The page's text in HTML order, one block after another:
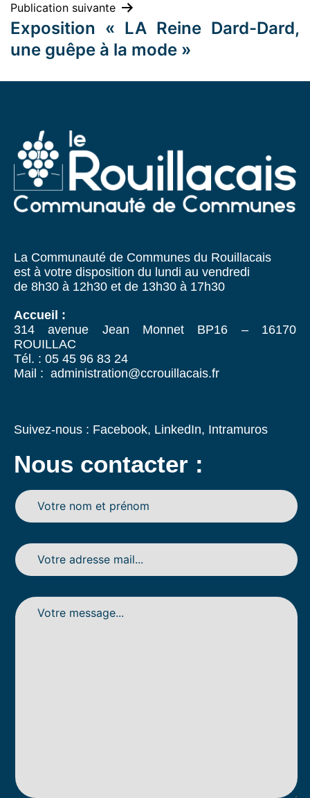
Publication suivante
Exposition « LA Reine Dard-Dard,
une guêpe à la mode »
La Communauté de Communes du Rouillacais
est à votre disposition du lundi au vendredi
de 8h30 à 12h30 et de 13h30 à 17h30
Accueil :
314 avenue Jean Monnet BP16 – 16170
ROUILLAC
Tél. : 05 45 96 83 24
Mail : administration@ccrouillacais.fr
Suivez-nous : Facebook, LinkedIn, Intramuros
Nous contacter :